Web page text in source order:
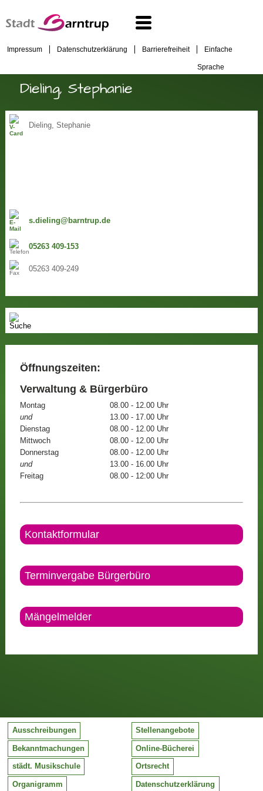
Impressum Datenschutzerklärung Barrierefreiheit Einfache
Sprache
Dieling, Stephanie
Dieling, Stephanie
s.dieling@barntrup.de
05263 409-153
05263 409-249
Öffnungszeiten:
Verwaltung & Bürgerbüro
Montag
08.00 - 12.00 Uhr
und
13.00 - 17.00 Uhr
Dienstag
08.00 - 12.00 Uhr
Mittwoch
08.00 - 12.00 Uhr
Donnerstag
08.00 - 12.00 Uhr
und
13.00 - 16.00 Uhr
Freitag
08.00 - 12:00 Uhr
Kontaktformular
Terminvergabe Bürgerbüro
Mängelmelder
Ausschreibungen Stellenangebote
Bekanntmachungen Online-Bücherei
städt. Musikschule Ortsrecht
Organigramm Datenschutzerklärung